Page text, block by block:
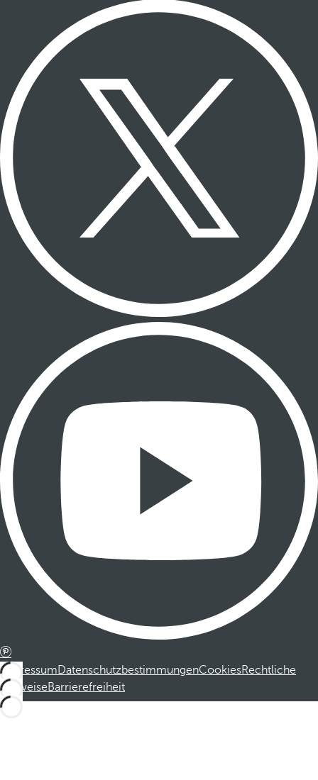
ImpressumDatenschutzbestimmungenCookiesRechtliche
HinweiseBarrierefreiheit